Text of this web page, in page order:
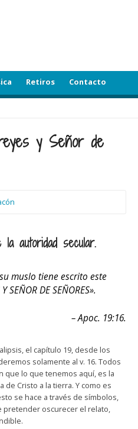
Retiros Contacto
y Señor de
autoridad secular.
muslo tiene escrito este
SEÑOR DE SEÑORES».
– Apoc. 19:16.
el capítulo 19, desde los
solamente al v. 16. Todos
que lo que tenemos aquí, es la
Cristo a la tierra. Y como es
se hace a través de símbolos,
pretender oscurecer el relato,